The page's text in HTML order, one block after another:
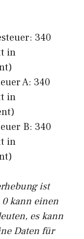
340
in
A: 340
in
B: 340
in
ist
0 kann einen
es kann
Daten für